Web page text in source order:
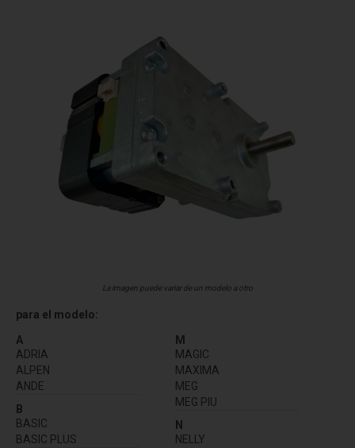
La imagen puede variar de un modelo a otro
para el modelo:
A
ADRIA
ALPEN
ANDE
B
BASIC
BASIC PLUS
M
MAGIC
MAXIMA
MEG
MEG PIU
N
NELLY